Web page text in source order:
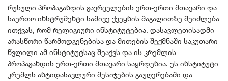
რუსული პროპაგანდის გავრცელების ერთ-ერთი მთავარი და
საერთო ინსტრუმენტი სამივე ქვეყნის მაგალითზე შეიძლება
ითქვას, რომ რელიგიური ინსტიტუტებია. დასავლეთისადმი
არასწორი წარმოდგენებისა და მითების შექმნაში საკუთარი
წვლილი ამ ინსტიტუტსაც შეაქვს და ის კრემლის
პროპაგანდის ერთ-ერთი მთავარი საყრდენია. ეს ინსტიტუტი
კრემლს ანტიდასავლური მესიჯების გაჟღერებაში და